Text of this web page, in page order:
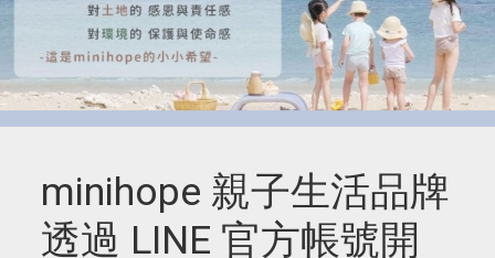
minihope 親子生活品牌
透過 LINE 官方帳號開